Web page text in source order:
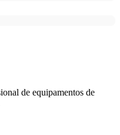
de equipamentos de